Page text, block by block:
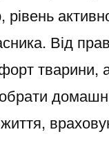
Від
тварини,